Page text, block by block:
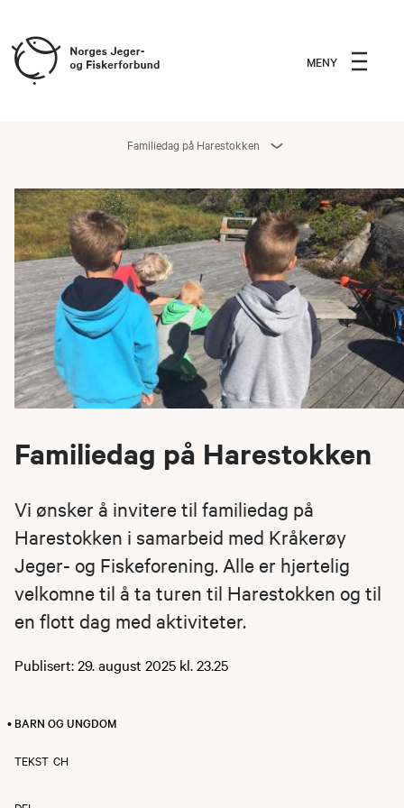
MENY
Familiedag på Harestokken
Familiedag på Harestokken
Vi ønsker å invitere til familiedag på
Harestokken i samarbeid med Kråkerøy
Jeger- og Fiskeforening. Alle er hjertelig
velkomne til å ta turen til Harestokken og til
en flott dag med aktiviteter.
Publisert: 29. august 2025 kl. 23.25
• BARN OG UNGDOM
TEKST CH